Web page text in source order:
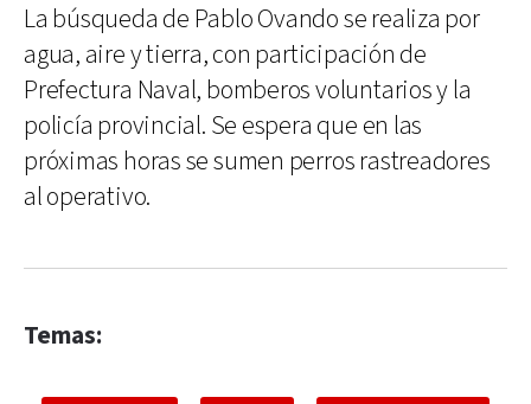
La búsqueda de Pablo Ovando se realiza por
agua, aire y tierra, con participación de
Prefectura Naval, bomberos voluntarios y la
policía provincial. Se espera que en las
próximas horas se sumen perros rastreadores
al operativo.
Temas: